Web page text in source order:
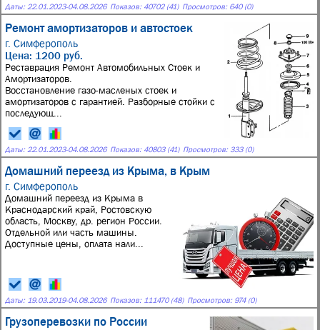
Даты: 22.01.2023-04.08.2026 Показов: 40702 (41) Просмотров: 640 (0)
Ремонт амортизаторов и автостоек
г. Симферополь
Цена: 1200 руб.
Реставрация Ремонт Автомобильных Стоек и
Амортизаторов.
Восстановление газо-масленых стоек и
амортизаторов с гарантией. Разборные стойки с
последующ...
Даты: 22.01.2023-04.08.2026 Показов: 40803 (41) Просмотров: 333 (0)
Домашний переезд из Крыма, в Крым
г. Симферополь
Домашний переезд из Крыма в
Краснодарский край, Ростовскую
область, Москву, др. регион России.
Отдельной или часть машины.
Доступные цены, оплата нали...
Даты: 19.03.2019-04.08.2026 Показов: 111470 (48) Просмотров: 974 (0)
Грузоперевозки по России